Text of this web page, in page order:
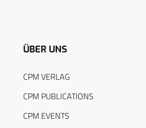
ÜBER UNS
CPM VERLAG
CPM PUBLICATIONS
CPM EVENTS